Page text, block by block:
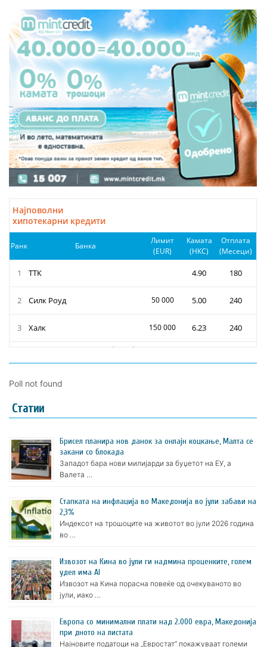
Poll not found
Статии
Брисел планира нов данок за онлајн коцкање, Малта се
закани со блокада
Западот бара нови милијарди за буџетот на ЕУ, а
Валета …
Стапката на инфлација во Македонија во јули забави на
2,3%
Индексот на трошоците на животот во јули 2026 година
во …
Извозот на Кина во јули ги надмина проценките, голем
удел има AI
Извозот на Кина порасна повеќе од очекуваното во
јули, иако …
Европа со минимални плати над 2.000 евра, Македонија
при дното на листата
Најновите податоци на „Евростат“ покажуваат големи